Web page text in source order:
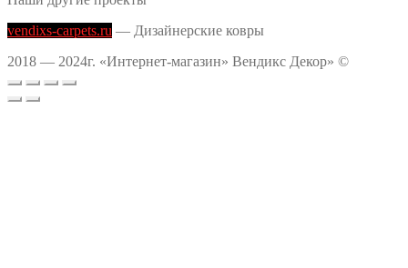
vendixs-carpets.ru — Дизайнерские ковры
2018 — 2024г. «Интернет-магазин» Вендикс Декор» ©